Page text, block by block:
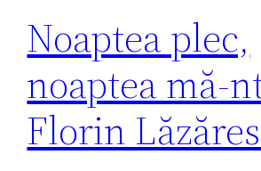
Noaptea plec,
noaptea mă-
Florin